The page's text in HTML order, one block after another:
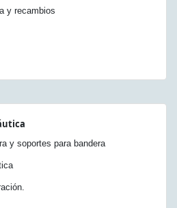
y recambios
y soportes para bandera